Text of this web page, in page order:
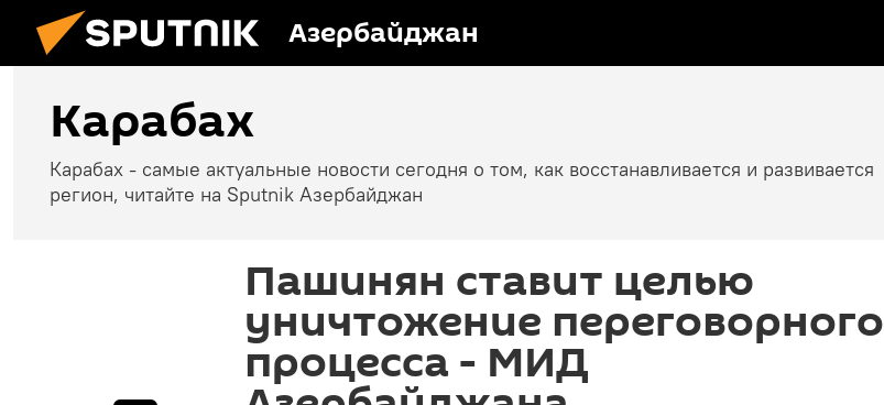
Азербайджан
Карабах
Карабах - самые актуальные новости сегодня о том, как восстанавливается и развивается
регион, читайте на Sputnik Азербайджан
Пашинян ставит целью
уничтожение переговорного
процесса - МИД